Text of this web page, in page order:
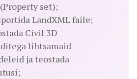
set);
LandXML faile;
Civil 3D
lihtsamaid
ja teostada